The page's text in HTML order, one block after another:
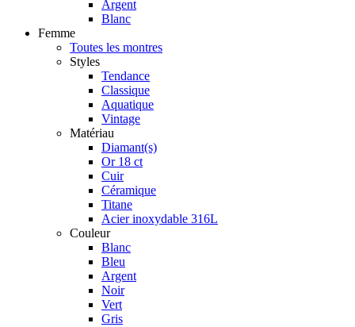
Argent
Blanc
Femme
Toutes les montres
Styles
Tendance
Classique
Aquatique
Vintage
Matériau
Diamant(s)
Or 18 ct
Cuir
Céramique
Titane
Acier inoxydable 316L
Couleur
Blanc
Bleu
Argent
Noir
Vert
Gris